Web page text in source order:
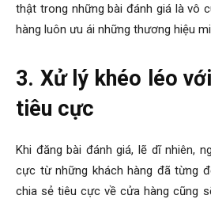
thật trong những bài đánh giá là vô
hàng luôn ưu ái những thương hiệu
3. Xử lý khéo léo
tiêu cực
Khi đăng bài đánh giá, lẽ dĩ nhiên,
cực từ những khách hàng đã từng
chia sẻ tiêu cực về cửa hàng cũng